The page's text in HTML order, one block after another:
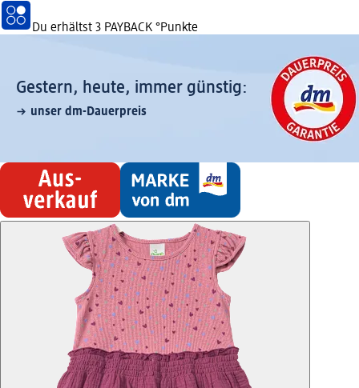
Du erhältst 3 PAYBACK °Punkte
Gestern, heute, immer günstig:
unser dm-Dauerpreis